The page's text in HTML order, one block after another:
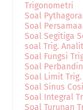
Trigonometri
Soal
Soal
Soal Segitiga
soal Trig.
Soal Fungsi
Soal
Soal Limit Trig.
Soal Sinus
Soal Integral
Soal Turunan